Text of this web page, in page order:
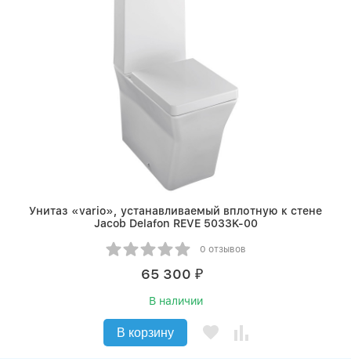
Унитаз «vario», устанавливаемый вплотную к стене
Jacob Delafon REVE 5033K-00
0 отзывов
65 300 ₽
В наличии
В корзину